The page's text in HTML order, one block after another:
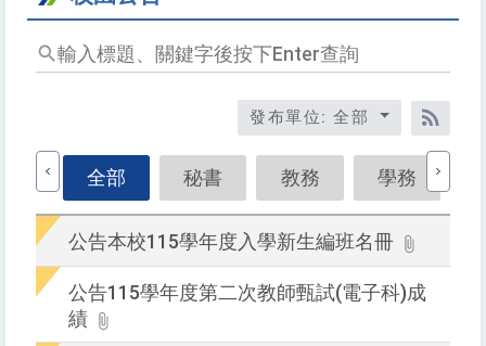
入
標
關
發布單位: 全部
RSS
全部 秘書 教務 學務
公告本校115學年度入學新生編班名冊
公告115學年度第二次教師甄試(電子科)成
績